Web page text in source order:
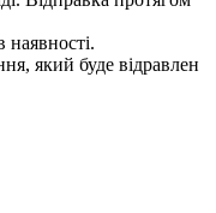
який буде відравлен